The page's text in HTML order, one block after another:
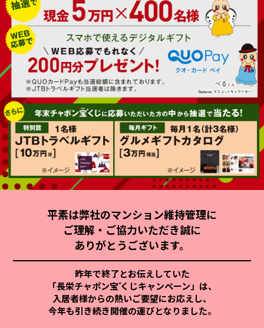
平素は弊社のマンション維持管理に
ご理解・ご協力いただき誠に
ありがとうございます。
昨年で終了とお伝えしていた
「長栄チャポン宝くじキャンペーン」は、
入居者様からの熱いご要望にお応えし、
今年も引き続き開催の運びとなりました。